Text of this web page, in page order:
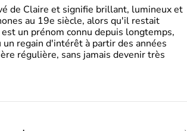
de Claire et signifie brillant, lumineux et
au 19e siècle, alors qu'il restait
un prénom connu depuis longtemps,
regain d'intérêt à partir des années
régulière, sans jamais devenir très